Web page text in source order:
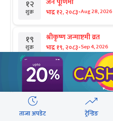
१२
शुक्र भाद्र १२, २०८३-Aug 28, 2026
१९
शुक्र
श्रीकृष्ण जन्माष्टमी व्रत
भाद्र १९, २०८३-Sep 4, 2026
३
शनि
संविधान दिवस
असोज ३, २०८३-Sep 19, 2026
२५
आइत -Oct 11, 2026
ताजा अपडेट ट्रेन्डिङ